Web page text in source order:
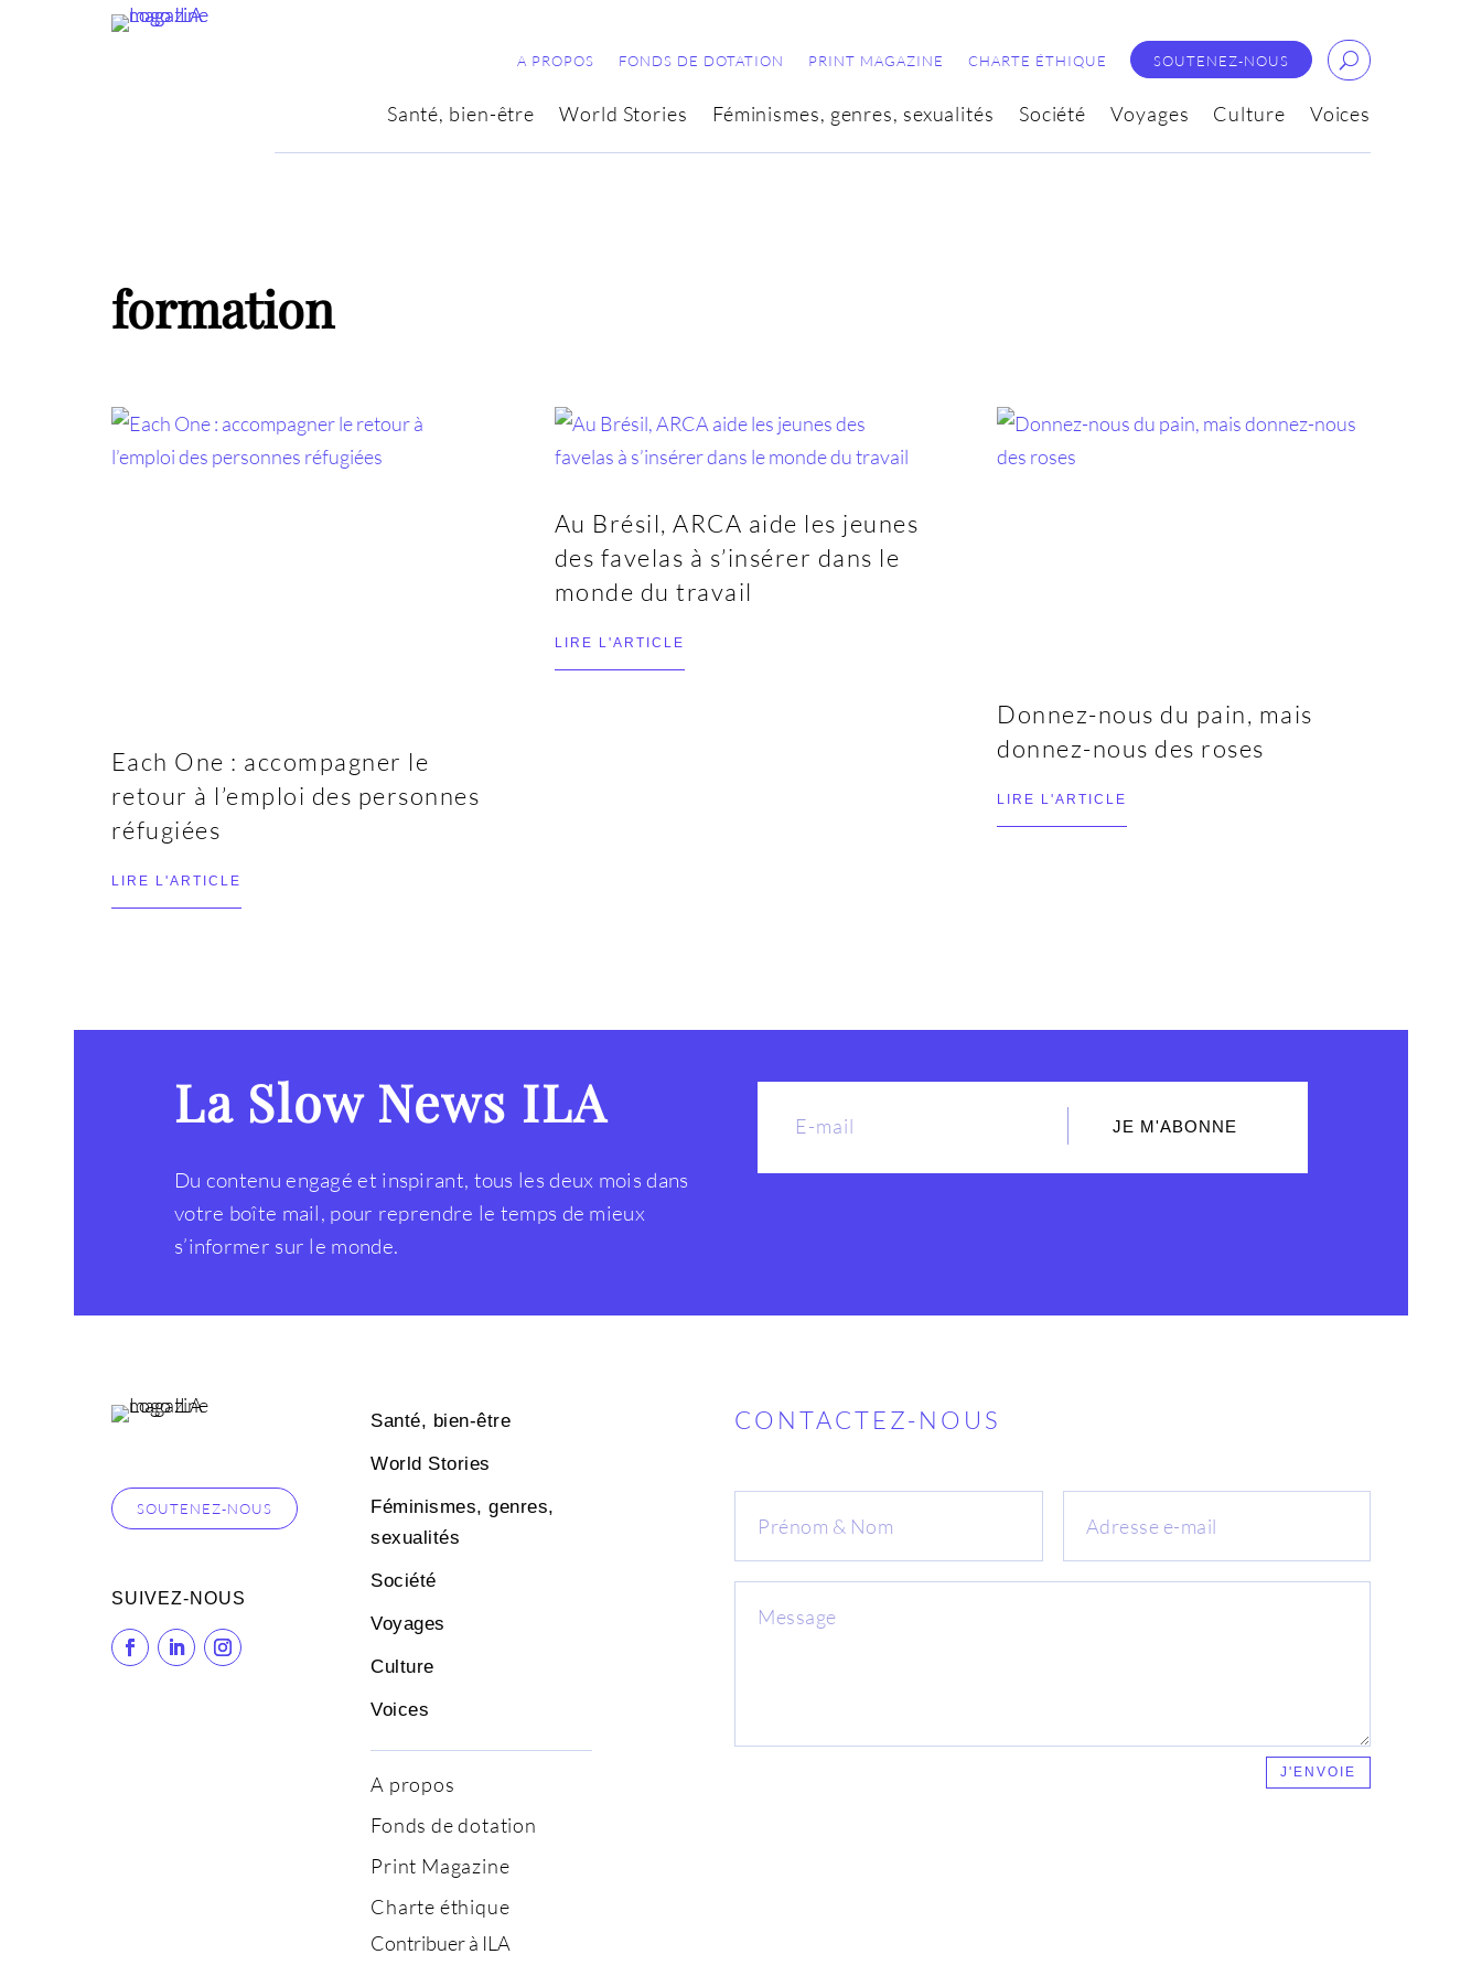
A PROPOS FONDS DE DOTATION PRINT MAGAZINE CHARTE ÉTHIQUE SOUTENEZ-NOUS
Santé, bien-être World Stories Féminismes, genres, sexualités Société Voyages Culture Voices
formation
Each One : accompagner le
retour à l’emploi des personnes
réfugiées
LIRE L'ARTICLE
Au Brésil, ARCA aide les jeunes
des favelas à s’insérer dans le
monde du travail
LIRE L'ARTICLE
Donnez-nous du pain, mais
donnez-nous des roses
LIRE L'ARTICLE
La Slow News ILA
Du contenu engagé et inspirant, tous les deux mois dans
votre boîte mail, pour reprendre le temps de mieux
s’informer sur le monde.
JE M'ABONNE
SOUTENEZ-NOUS
SUIVEZ-NOUS
Santé, bien-être
World Stories
Féminismes, genres,
sexualités
Société
Voyages
Culture
Voices
A propos
Fonds de dotation
Print Magazine
Charte éthique
Contribuer à ILA
CONTACTEZ-NOUS
J'ENVOIE